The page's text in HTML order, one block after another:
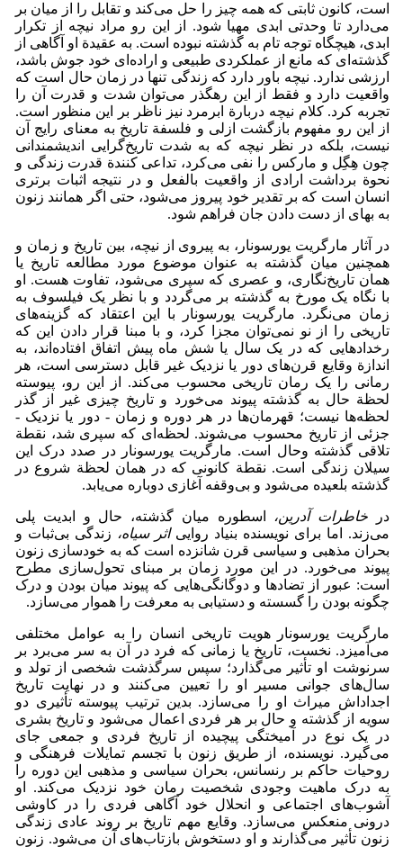
است، کانون ثابتی که همه چیز را حل می‌کند و تقابل را از میان بر
می‌دارد تا وحدتی ابدی مهیا شود. از این رو مراد نیچه از تکرار
ابدی، هیچگاه توجه تام به گذشته نبوده است. به عقیدة او آگاهی از
گذشته‌ای که مانع از عملکردی طبیعی و اراده‌ای خود جوش باشد،
ارزشی ندارد. نیچه باور دارد که زندگی تنها در زمان حال است که
واقعیت دارد و فقط از این رهگذر می‌توان شدت و قدرت آن را
تجربه کرد. کلام نیچه دربارة ابرمرد نیز ناظر بر این منظور است.
از این رو مفهوم بازگشت ازلی و فلسفة تاریخ به معنای رایج آن
نیست، بلکه در نظر نیچه که به شدت تاریخ‌گرایی اندیشمندانی
چون هِگِل و مارکس را نفی می‌کرد، تداعی کنندة قدرت زندگی و
نحوة برداشت ارادی از واقعیت بالفعل و در نتیجه اثبات برتری
انسان است که بر تقدیر خود پیروز می‌شود، حتی اگر همانند زنون
به بهای از دست دادن جان فراهم شود.
در آثار مارگریت یورسونار، به پیروی از نیچه، بین تاریخ و زمان و
همچنین میان گذشته به عنوان موضوع مورد مطالعه تاریخ یا
همان تاریخ‌نگاری، و عصری که سپری می‌شود، تفاوت هست. او
با نگاه یک مورخ به گذشته بر می‌گردد و با نظر یک فیلسوف به
زمان می‌نگرد. مارگریت یورسونار با این اعتقاد که گزینه‌های
تاریخی را از نو نمی‌توان مجزا کرد، و با مبنا قرار دادن این که
رخدادهایی که در یک سال یا شش ماه پیش اتفاق افتاده‌اند، به
اندازة وقایع قرن‌های دور یا نزدیک غیر قابل دسترسی است، هر
رمانی را یک رمان تاریخی محسوب می‌کند. از این رو، پیوسته
لحظة حال به گذشته پیوند می‌خورد و تاریخ چیزی غیر از گذر
لحظه‌ها نیست؛ قهرمان‌ها در هر دوره و زمان - دور یا نزدیک -
جزئی از تاریخ محسوب می‌شوند. لحظه‌ای که سپری شد، نقطة
تلاقی گذشته وحال است. مارگریت یورسونار در صدد درک این
سیلان زندگی است. نقطة کانونی که در همان لحظة شروع در
گذشته بلعیده می‌شود و بی‌وقفه آغازی دوباره می‌یابد.
در خاطرات آدرین، اسطوره میان گذشته، حال و ابدیت پلی
می‌زند. اما برای نویسنده بنیاد رواییاثر سیاه، زندگی بی‌ثبات و
بحران مذهبی و سیاسی قرن شانزده است که به خودسازی زنون
پیوند می‌خورد. در این مورد زمان بر مبنای تحول‌سازی مطرح
است: عبور از تضادها و دوگانگی‌هایی که پیوند میان بودن و درک
چگونه بودن را گسسته و دستیابی به معرفت را هموار می‌سازد.
مارگریت یورسونار هویت تاریخی انسان را به عوامل مختلفی
می‌آمیزد. نخست، تاریخ یا زمانی که فرد در آن به سر می‌برد بر
سرنوشت او تأثیر می‌گذارد؛ سپس سرگذشت شخصی از تولد و
سال‌های جوانی مسیر او را تعیین می‌کنند و در نهایت تاریخ
اجداداش میراث او را می‌سازد. بدین ترتیب پیوسته تأثیری دو
سویه از گذشته و حال بر هر فردی اعمال می‌شود و تاریخ بشری
در یک نوع در آمیختگی پیچیده از تاریخ فردی و جمعی جای
می‌گیرد. نویسنده، از طریق زنون با تجسم تمایلات فرهنگی و
روحیات حاکم بر رنسانس، بحران سیاسی و مذهبی این دوره را
به درک ماهیت وجودی شخصیت رمان خود نزدیک می‌کند. او
آشوب‌های اجتماعی و انحلال خود آگاهی فردی را در کاوشی
درونی منعکس می‌سازد. وقایع مهم تاریخ بر روند عادی زندگی
زنون تأثیر می‌گذارند و او دستخوش بازتاب‌های آن می‌شود. زنون